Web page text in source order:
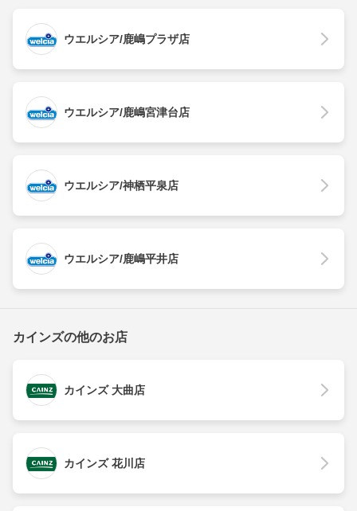
ウエルシア/鹿嶋プラザ店
ウエルシア/鹿嶋宮津台店
ウエルシア/神栖平泉店
ウエルシア/鹿嶋平井店
カインズの他のお店
カインズ 大曲店
カインズ 花川店